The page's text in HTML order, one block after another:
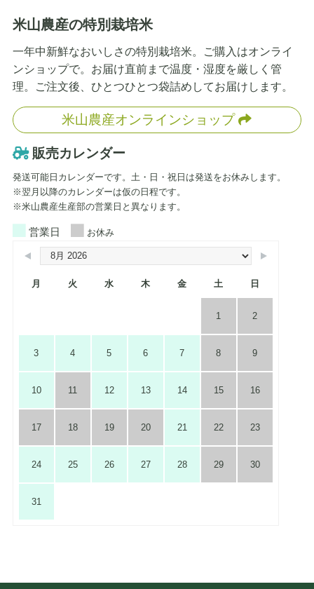
米山農産の特別栽培米
一年中新鮮なおいしさの特別栽培米。ご購入はオンライ
ンショップで。お届け直前まで温度・湿度を厳しく管
理。ご注文後、ひとつひとつ袋詰めしてお届けします。
米山農産オンラインショップ
販売カレンダー
発送可能日カレンダーです。土・日・祝日は発送をお休みします。
※翌月以降のカレンダーは仮の日程です。
※米山農産生産部の営業日と異なります。
営業日 お休み
月 火 水 木 金 土 日
1 2
3 4 5 6 7 8 9
10 11 12 13 14 15 16
17 18 19 20 21 22 23
24 25 26 27 28 29 30
31